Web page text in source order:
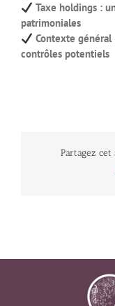
Taxe holdings :
patrimoniales
Contexte général
contrôles potentiels
Partagez cet